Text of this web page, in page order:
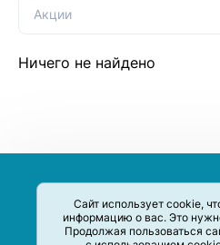
Сайт использует cookie,
информацию о вас. Это
Продолжая пользоваться
Акции
Ничего не найдено